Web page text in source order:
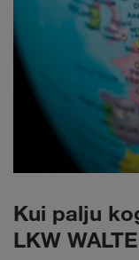
Kui palju
LKW